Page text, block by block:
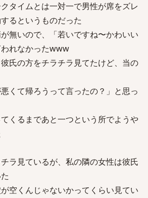
タイムとは一対一で男性が席をズレ
るというものだった
無いので、「若いですね〜かわいい
れなかったwww
氏の方をチラチラ見てたけど、当の
悪くて帰ろうって言ったの？」と思っ
くるまであと一つという所でようや
ラ見ているが、私の隣の女性は彼氏
空くんじゃないかってくらい見てい